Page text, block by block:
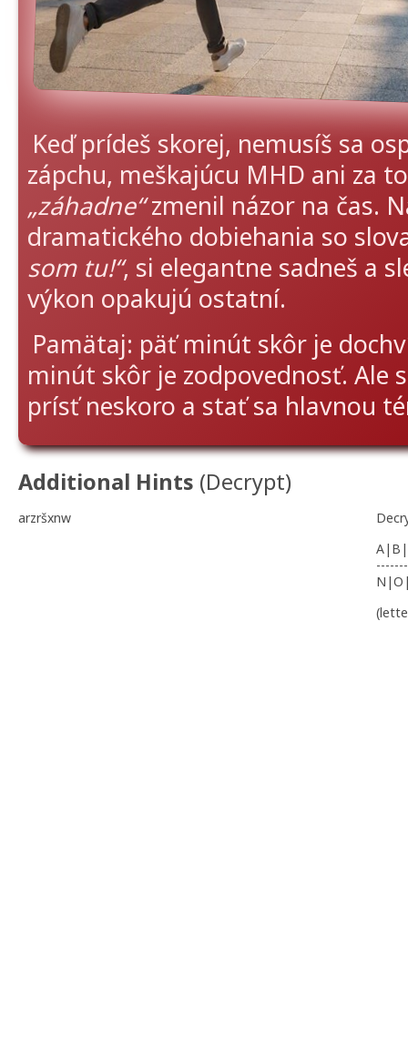
Keď prídeš skorej, nemusíš sa
zápchu, meškajúcu MHD ani za
„záhadne“zmenil názor na čas.
dramatického dobiehania so
som tu!“, si elegantne sadneš a
výkon opakujú ostatní.
Pamätaj: päť minút skôr je
minút skôr je zodpovednosť. Ale
prísť neskoro a stať sa hlavnou
Additional Hints (Decrypt)
arzršxnw